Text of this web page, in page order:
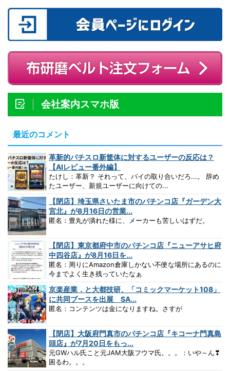
会社案内スマホ版
最近のコメント
革新的パチスロ新筐体に対するユーザーの反応は？
【AIレビュー番外編】
たけし：革新？ それって、パイの取り合いだろ...。 辞め
たユーザー、新規ユーザーに向けての...
【閉店】埼玉県さいたま市のパチンコ店『ガーデン大
宮北』が8月16日の営業...
匿名：豊丸が潰れた様に、メーカーも苦しいはずだ。
【閉店】東京都府中市のパチンコ店『ニューアサヒ府
中四谷店』が8月16日を...
匿名：周りにAmazon倉庫しかない不便な場所にあるのに
今までよく生き残っていたなぁ
京楽産業．と大都技研、「コミックマーケット108」
に共同ブースを出展 SA...
匿名：コンテンツは金になりますね。さすが
【閉店】大阪府門真市のパチンコ店『キコーナ門真島
頭店』が7月20日をもっ...
元GWハル氏こと元JAM大阪フウマ氏。。。：いや～ん❣
困るわ。。。